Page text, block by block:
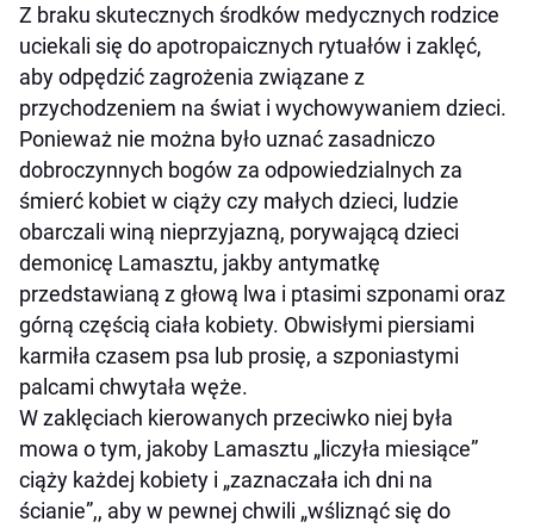
Z braku skutecznych środków medycznych rodzice
uciekali się do apotropaicznych rytuałów i zaklęć,
aby odpędzić zagrożenia związane z
przychodzeniem na świat i wychowywaniem dzieci.
Ponieważ nie można było uznać zasadniczo
dobroczynnych bogów za odpowiedzialnych za
śmierć kobiet w ciąży czy małych dzieci, ludzie
obarczali winą nieprzyjazną, porywającą dzieci
demonicę Lamasztu, jakby antymatkę
przedstawianą z głową lwa i ptasimi szponami oraz
górną częścią ciała kobiety. Obwisłymi piersiami
karmiła czasem psa lub prosię, a szponiastymi
palcami chwytała węże.
W zaklęciach kierowanych przeciwko niej była
mowa o tym, jakoby Lamasztu „liczyła miesiące”
ciąży każdej kobiety i „zaznaczała ich dni na
ścianie”,, aby w pewnej chwili „wśliznąć się do